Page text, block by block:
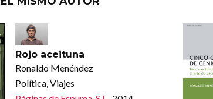
Rojo aceituna
Ronaldo Menéndez
Política, Viajes